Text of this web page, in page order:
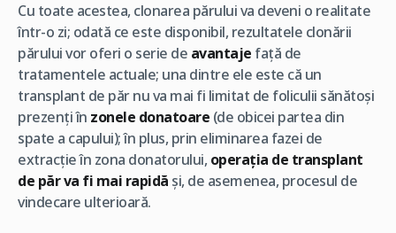
Cu toate acestea, clonarea părului va deveni o realitate
într-o zi; odată ce este disponibil, rezultatele clonării
părului vor oferi o serie de avantaje față de
tratamentele actuale; una dintre ele este că un
transplant de păr nu va mai fi limitat de foliculii sănătoși
prezenți în zonele donatoare (de obicei partea din
spate a capului); în plus, prin eliminarea fazei de
extracție în zona donatorului, operația de transplant
de păr va fi mai rapidă și, de asemenea, procesul de
vindecare ulterioară.